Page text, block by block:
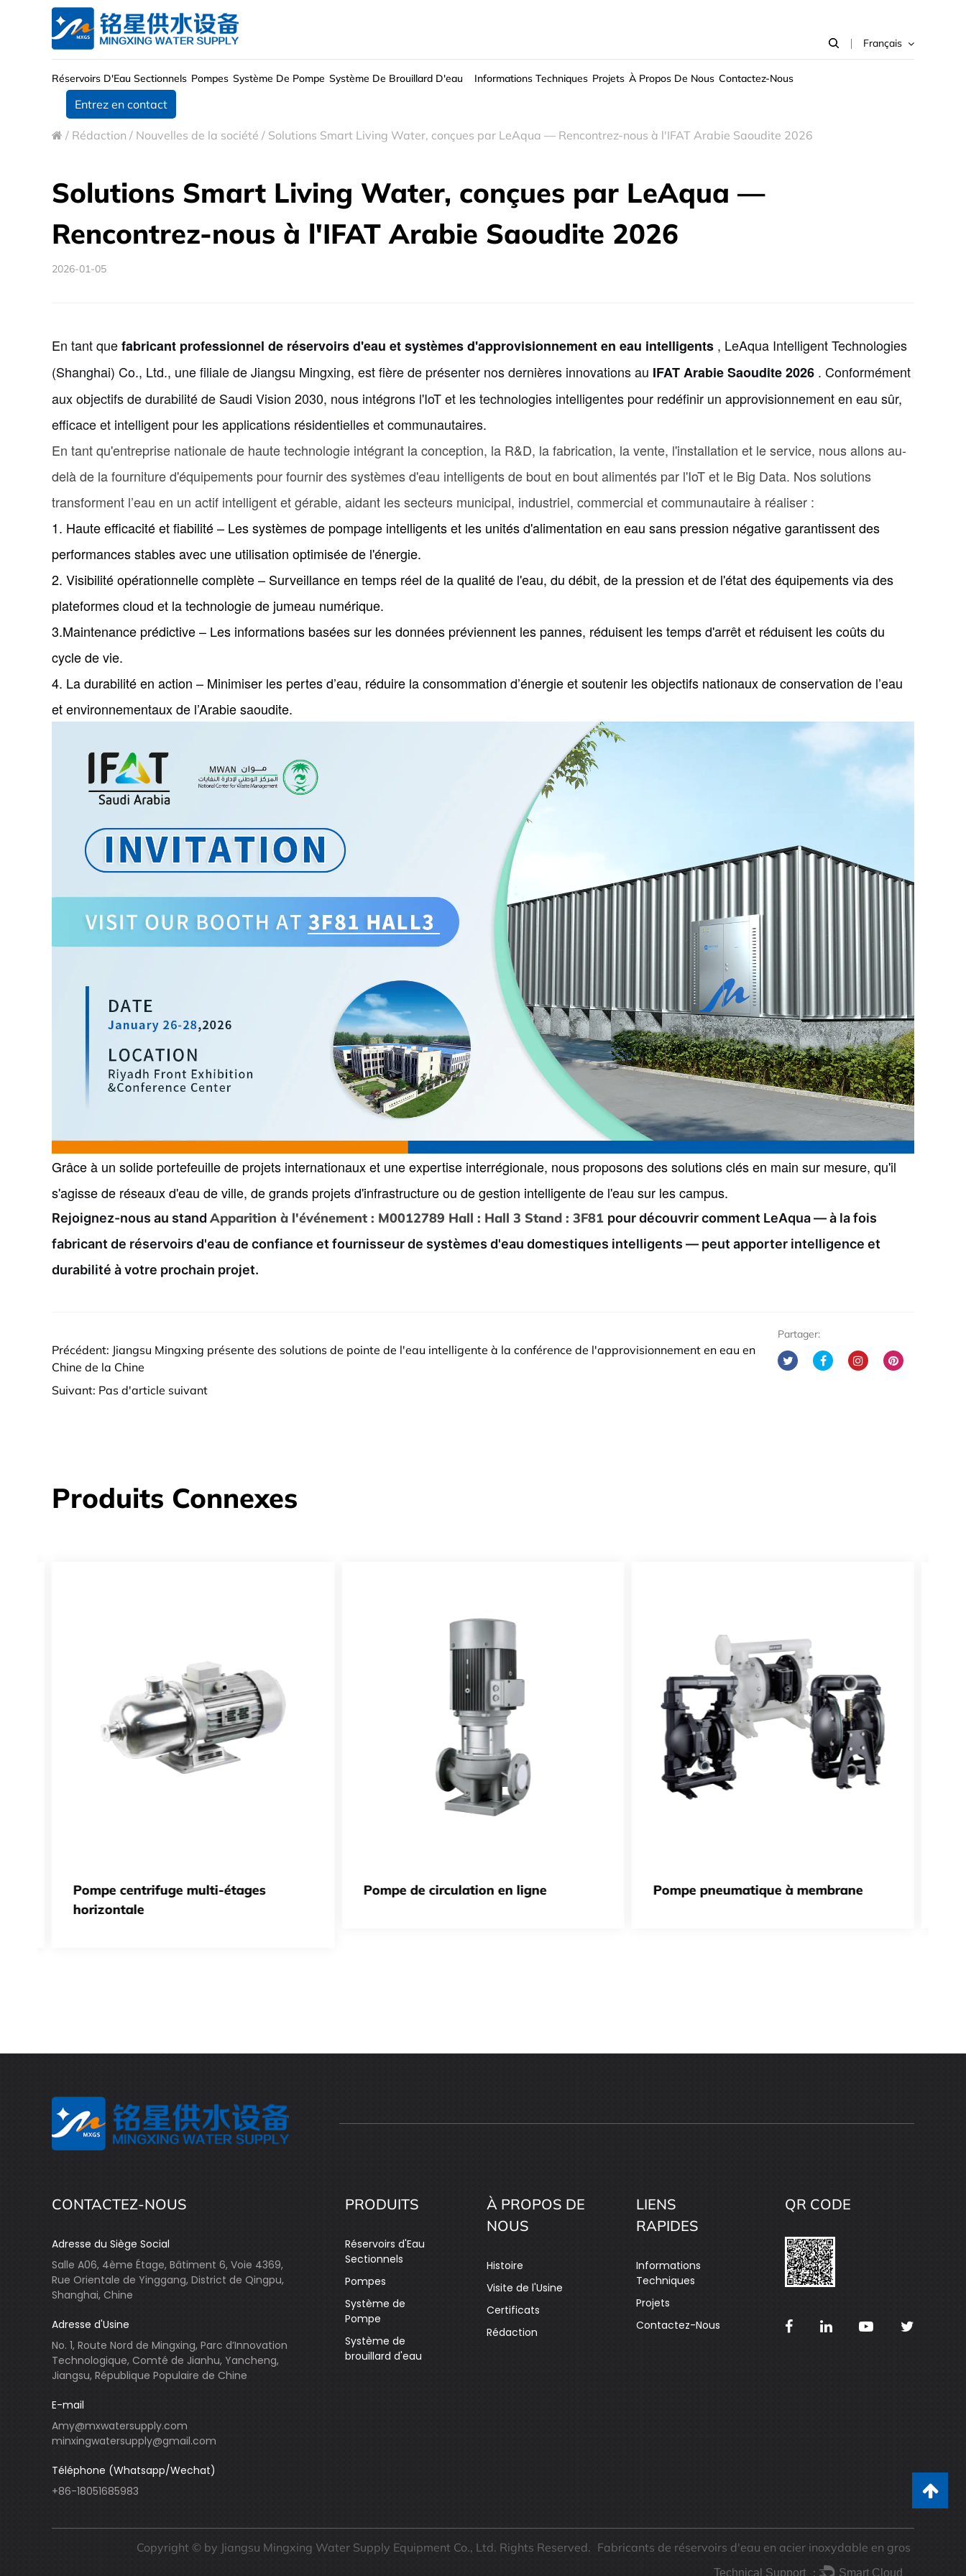
Français
Réservoirs D'Eau Sectionnels Pompes Système De Pompe Système De Brouillard D'eau Informations Techniques Projets À Propos De Nous Contactez-Nous
Entrez en contact
/ Rédaction / Nouvelles de la société / Solutions Smart Living Water, conçues par LeAqua — Rencontrez-nous à l'IFAT Arabie Saoudite 2026
Solutions Smart Living Water, conçues par LeAqua —
Rencontrez-nous à l'IFAT Arabie Saoudite 2026
2026-01-05
En tant quefabricant professionnel de réservoirs d'eau et systèmes d'approvisionnement en eau intelligents , LeAqua Intelligent Technologies
(Shanghai) Co., Ltd., une filiale de Jiangsu Mingxing, est fière de présenter nos dernières innovations au IFAT Arabie Saoudite 2026 . Conformément
aux objectifs de durabilité de Saudi Vision 2030, nous intégrons l'IoT et les technologies intelligentes pour redéfinir un approvisionnement en eau sûr,
efficace et intelligent pour les applications résidentielles et communautaires.
En tant qu'entreprise nationale de haute technologie intégrant la conception, la R&D, la fabrication, la vente, l'installation et le service, nous allons au-
delà de la fourniture d'équipements pour fournir des systèmes d'eau intelligents de bout en bout alimentés par l'IoT et le Big Data. Nos solutions
transforment l’eau en un actif intelligent et gérable, aidant les secteurs municipal, industriel, commercial et communautaire à réaliser :
1. Haute efficacité et fiabilité – Les systèmes de pompage intelligents et les unités d'alimentation en eau sans pression négative garantissent des
performances stables avec une utilisation optimisée de l'énergie.
2. Visibilité opérationnelle complète – Surveillance en temps réel de la qualité de l'eau, du débit, de la pression et de l'état des équipements via des
plateformes cloud et la technologie de jumeau numérique.
3.Maintenance prédictive – Les informations basées sur les données préviennent les pannes, réduisent les temps d'arrêt et réduisent les coûts du
cycle de vie.
4. La durabilité en action – Minimiser les pertes d’eau, réduire la consommation d’énergie et soutenir les objectifs nationaux de conservation de l’eau
et environnementaux de l’Arabie saoudite.
Grâce à un solide portefeuille de projets internationaux et une expertise interrégionale, nous proposons des solutions clés en main sur mesure, qu'il
s'agisse de réseaux d'eau de ville, de grands projets d'infrastructure ou de gestion intelligente de l'eau sur les campus.
Rejoignez-nous au stand Apparition à l'événement : M0012789 Hall : Hall 3 Stand : 3F81 pour découvrir comment LeAqua — à la fois
fabricant de réservoirs d'eau de confiance et fournisseur de systèmes d'eau domestiques intelligents — peut apporter intelligence et
durabilité à votre prochain projet.
Précédent: Jiangsu Mingxing présente des solutions de pointe de l'eau intelligente à la conférence de l'approvisionnement en eau en
Chine de la Chine
Suivant: Pas d'article suivant
Partager:
Produits Connexes
Pompe centrifuge multi-étages
horizontale
Pompe de circulation en ligne Pompe pneumatique à membrane
CONTACTEZ-NOUS
Adresse du Siège Social
Salle A06, 4ème Étage, Bâtiment 6, Voie 4369,
Rue Orientale de Yinggang, District de Qingpu,
Shanghai, Chine
Adresse d'Usine
No. 1, Route Nord de Mingxing, Parc d’Innovation
Technologique, Comté de Jianhu, Yancheng,
Jiangsu, République Populaire de Chine
E-mail
Amy@mxwatersupply.com
minxingwatersupply@gmail.com
Téléphone (Whatsapp/Wechat)
+86-18051685983
PRODUITS
Réservoirs d'Eau
Sectionnels
Pompes
Système de
Pompe
Système de
brouillard d'eau
À PROPOS DE
NOUS
Histoire
Visite de l'Usine
Certificats
Rédaction
LIENS
RAPIDES
Informations
Techniques
Projets
Contactez-Nous
QR CODE
Copyright © by Jiangsu Mingxing Water Supply Equipment Co., Ltd. Rights Reserved. Fabricants de réservoirs d'eau en acier inoxydable en gros
Technical Support ： Smart Cloud